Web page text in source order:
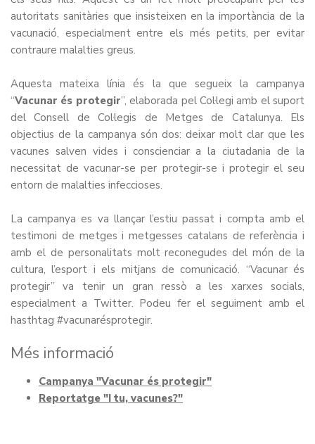
autoritats sanitàries que insisteixen en la importància de la
vacunació, especialment entre els més petits, per evitar
contraure malalties greus.
Aquesta mateixa línia és la que segueix la campanya
“Vacunar és protegir”, elaborada pel Col·legi amb el suport
del Consell de Col·legis de Metges de Catalunya. Els
objectius de la campanya són dos: deixar molt clar que les
vacunes salven vides i conscienciar a la ciutadania de la
necessitat de vacunar-se per protegir-se i protegir el seu
entorn de malalties infeccioses.
La campanya es va llançar l’estiu passat i compta amb el
testimoni de metges i metgesses catalans de referència i
amb el de personalitats molt reconegudes del món de la
cultura, l’esport i els mitjans de comunicació. “Vacunar és
protegir” va tenir un gran ressò a les xarxes socials,
especialment a Twitter. Podeu fer el seguiment amb el
hasthtag #vacunarésprotegir.
Més informació
Campanya "Vacunar és protegir"
Reportatge "I tu, vacunes?"